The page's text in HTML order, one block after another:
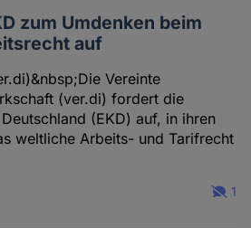
zum Umdenken beim
auf
Vereinte
(ver.di) fordert die
(EKD) auf, in ihren
weltliche Arbeits- und Tarifrecht
1